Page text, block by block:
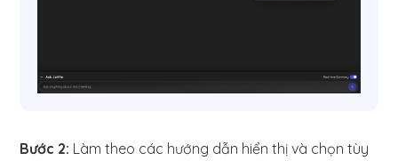
Bước 2: Làm theo các hướng dẫn hiển thị và chọn tùy